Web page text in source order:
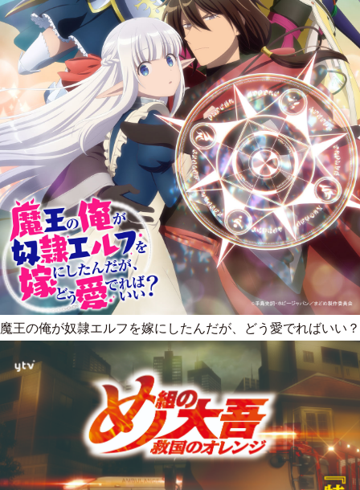
魔王の俺が奴隷エルフを嫁にしたんだが、どう愛でればいい？